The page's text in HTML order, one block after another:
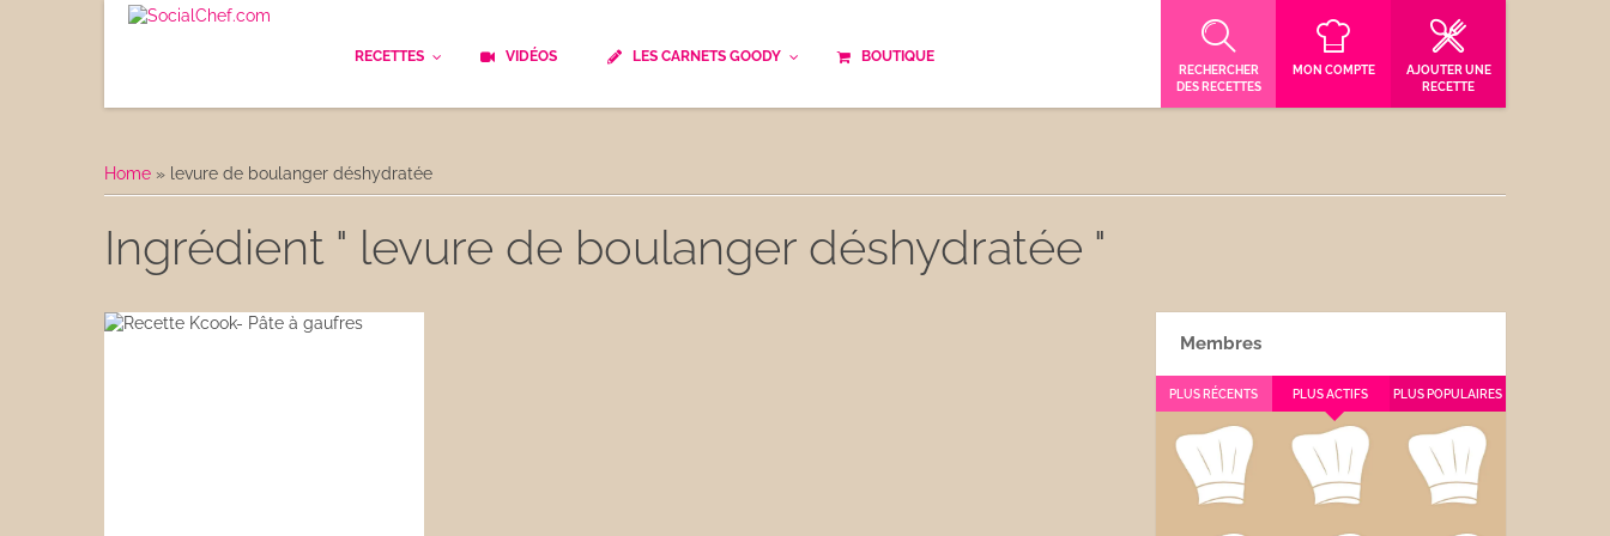
RECETTES
Le Pain
Apéritifs
Déjeuner
Cuisine française traditionnelle Repas musculation
VIDÉOS LES CARNETS GOODY
Spécialité culinaire
Les astuces Goody
BOUTIQUE
RECHERCHER
DES RECETTES
MON COMPTE
AJOUTER UNE
RECETTE
Home » levure de boulanger déshydratée
Ingrédient " levure de boulanger déshydratée "
Membres
PLUS RÉCENTS PLUS ACTIFS PLUS POPULAIRES